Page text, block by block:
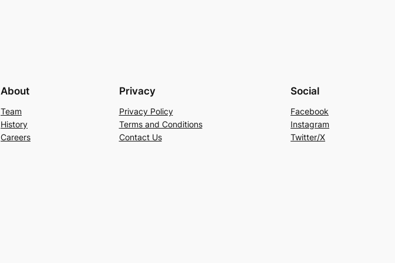
About
Team
History
Careers
Privacy
Privacy Policy
Terms and Conditions
Contact Us
Social
Facebook
Instagram
Twitter/X